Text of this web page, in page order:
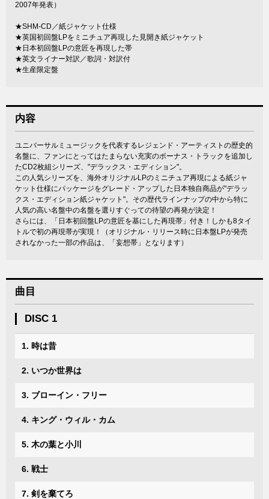
2007年発表）
★SHM-CD／紙ジャケット仕様
★英国初回盤LPをミニチュア再現した見開き紙ジャケット
★日本初回盤LPの意匠を再現した帯
★英文ライナー対訳／歌詞・対訳付
★生産限定盤
内容
ユニバーサルミュージックを代表するレジェンド・アーティストの歴史的
名盤に、ファンにとってはたまらない充実のボーナス・トラックを追加し
たCD2枚組シリーズ、"デラックス・エディション"。
この人気シリーズを、海外オリジナルLPのミニチュア再現による紙ジャ
ケット仕様にパッケージをグレード・アップした日本独自商品が"デラッ
クス・エディション紙ジャケット"。その歴代ラインナップの中から特に
人気の高い名盤中の名盤を選りすぐっての待望の再発が決定！
さらには、「日本初回盤LPの意匠を基にした再現帯」付き！しかも8タイ
トルで初の再現帯が実現！（オリジナル・リリース時に日本盤LPが発売
されなかった一部の作品は、「妄想帯」となります）
曲目
DISC 1
1. 時は昔
2. いつか世界は
3. ブローイン・フリー
4. キング・ウィル・カム
5. 木の葉と小川
6. 戦士
7. 剣を棄てろ